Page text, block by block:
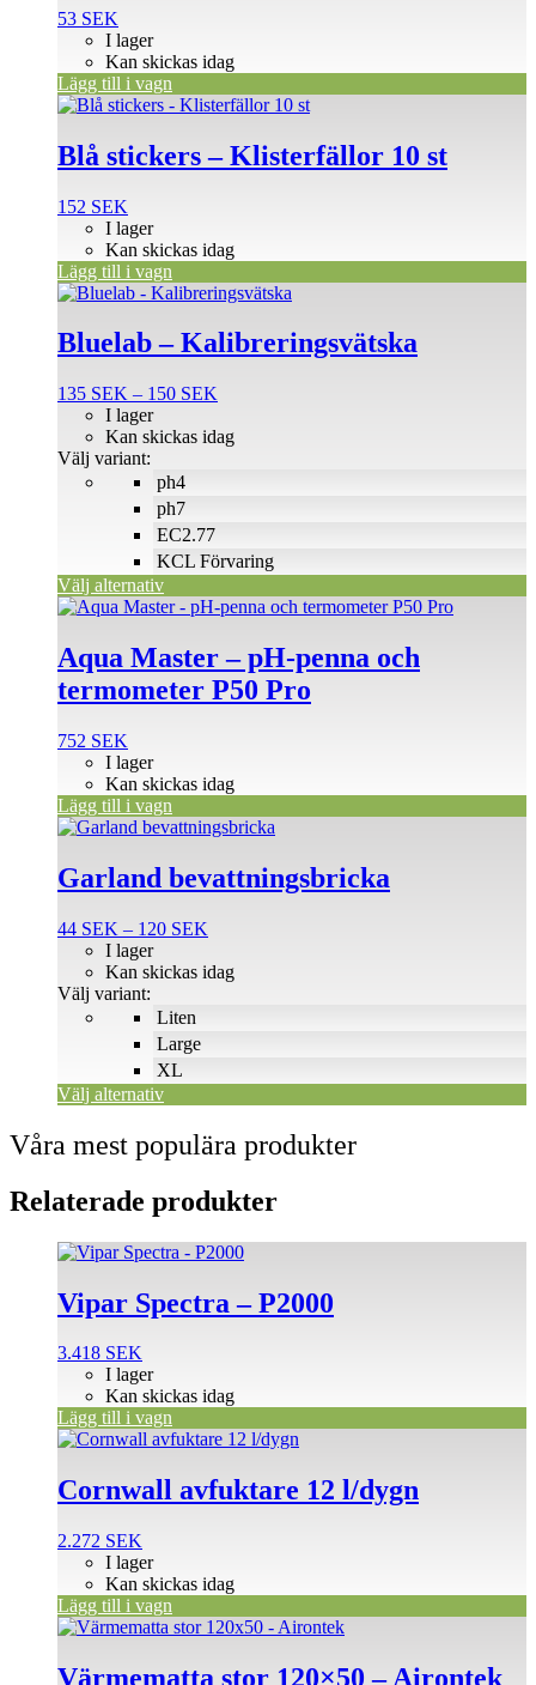
53 SEK
I lager
Kan skickas idag
Lägg till i vagn
Blå stickers – Klisterfällor 10 st
152 SEK
I lager
Kan skickas idag
Lägg till i vagn
Bluelab – Kalibreringsvätska
135 SEK – 150 SEK
till
ph4
ph7
EC2.77
KCL Förvaring
I lager
Kan skickas idag
Välj variant:
Välj alternativ
Den
produkten
har
varianter.
olika
alternativen
Aqua Master – pH-penna och
termometer P50 Pro
752 SEK
I lager
Kan skickas idag
Lägg till i vagn
Garland bevattningsbricka
44 SEK – 120 SEK
till
Liten
Large
XL
I lager
Kan skickas idag
Välj variant:
Välj alternativ
Den
produkten
har
varianter.
olika
alternativen
produktsidan
Våra mest populära produkter
Relaterade produkter
Vipar Spectra – P2000
3.418 SEK
I lager
Kan skickas idag
Lägg till i vagn
Cornwall avfuktare 12 l/dygn
2.272 SEK
I lager
Kan skickas idag
Lägg till i vagn
Värmematta stor 120×50 – Airontek